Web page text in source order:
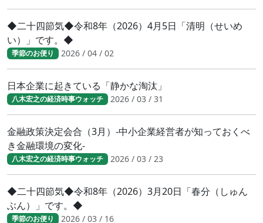
◆二十四節気◆令和8年（2026）4月5日「清明（せいめ
い）」です。◆
季節のお便り 2026 / 04 / 02
日本企業に起きている「静かな淘汰」
八木宏之の経済時事ウォッチ 2026 / 03 / 31
金融政策決定会合（3月）-中小企業経営者が知っておくべ
き金融環境の変化-
八木宏之の経済時事ウォッチ 2026 / 03 / 23
◆二十四節気◆令和8年（2026）3月20日「春分（しゅん
ぶん）」です。◆
季節のお便り 2026 / 03 / 16